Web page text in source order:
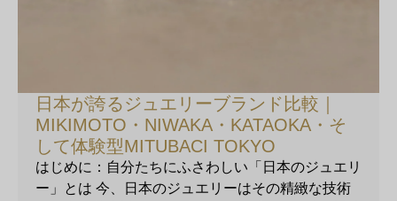
日本が誇るジュエリーブランド比較｜
MIKIMOTO・NIWAKA・KATAOKA・そ
して体験型MITUBACI TOKYO
はじめに：自分たちにふさわしい「日本のジュエリ
ー」とは 今、日本のジュエリーはその精緻な技術